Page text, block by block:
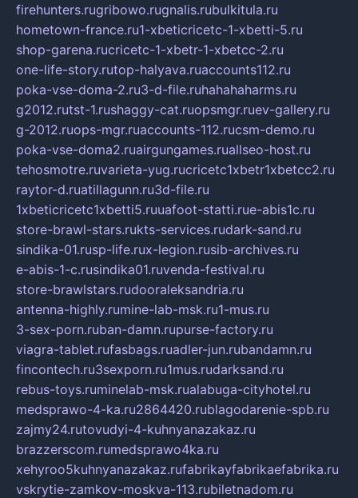
firehunters.rugribowo.rugnalis.rubulkitula.ru
hometown-france.ru1-xbeticricetc-1-xbetti-5.ru
shop-garena.rucricetc-1-xbetr-1-xbetcc-2.ru
one-life-story.rutop-halyava.ruaccounts112.ru
poka-vse-doma-2.ru3-d-file.ruhahahaharms.ru
g2012.rutst-1.rushaggy-cat.ruopsmgr.ruev-gallery.ru
g-2012.ruops-mgr.ruaccounts-112.rucsm-demo.ru
poka-vse-doma2.ruairgungames.ruallseo-host.ru
tehosmotre.ruvarieta-yug.rucricetc1xbetr1xbetcc2.ru
raytor-d.ruatillagunn.ru3d-file.ru
1xbeticricetc1xbetti5.ruuafoot-statti.rue-abis1c.ru
store-brawl-stars.rukts-services.rudark-sand.ru
sindika-01.rusp-life.rux-legion.rusib-archives.ru
e-abis-1-c.rusindika01.ruvenda-festival.ru
store-brawlstars.rudooraleksandria.ru
antenna-highly.rumine-lab-msk.ru1-mus.ru
3-sex-porn.ruban-damn.rupurse-factory.ru
viagra-tablet.rufasbags.ruadler-jun.rubandamn.ru
fincontech.ru3sexporn.ru1mus.rudarksand.ru
rebus-toys.ruminelab-msk.rualabuga-cityhotel.ru
medsprawo-4-ka.ru2864420.rublagodarenie-spb.ru
zajmy24.rutovudyi-4-kuhnyanazakaz.ru
brazzerscom.rumedsprawo4ka.ru
xehyroo5kuhnyanazakaz.rufabrikayfabrikaefabrika.ru
vskrytie-zamkov-moskva-113.rubiletnadom.ru